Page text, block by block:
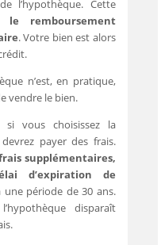
l’hypothèque. Cette
le remboursement
. Votre bien est alors
n’est, en pratique,
vendre le bien.
vous choisissez la
payer des frais.
supplémentaires,
d’expiration de
une période de 30 ans.
disparaît